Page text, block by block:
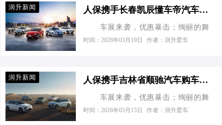
家庭和工作需要想购买一款适合平时
子，这里都能满足您的需求，选择到
最合适的车辆，把您的爱车带…
区正阳街万达国际车城3948号举办一
场消费者首选的活动。此次活动将开
启车展新模式，不一样的购车体验，
更加贴心的服务，只等你的参
工作需要想购买一款适合平时出行的
里都能满足您的需求，选择到最合适
的车辆，把您的爱车带回家。本次嘉
润升新闻 人保携手长春凯辰懂车帝汽车购车嘉年华
车展来袭，优惠暴击；绚丽的舞
台，突破传统的新型技术，亮眼的新
日,在长春市南关区会展大街与湛江路
交会西行50米举办一场消费者首选的
活动。此次活动将开启车展新模式，
不一样的购车体验，更加贴心的服
时间：2026年03月19日 作者：润升爱车
润升新闻 人保携手吉林省顺驰汽车购车嘉年华
车展来袭，优惠暴击；绚丽的舞
台，突破传统的新型技术，亮眼的新
时间：2026年03月15日 作者：润升爱车